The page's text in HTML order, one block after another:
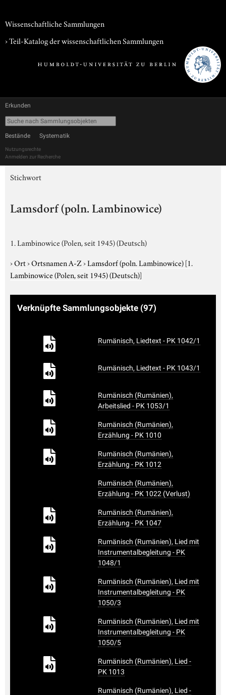
Wissenschaftliche Sammlungen
› Teil-Katalog der wissenschaftlichen Sammlungen
Erkunden
Bestände Systematik
Nutzungsrechte
Anmelden zur Recherche
Stichwort
Lamsdorf (poln. Lambinowice)
1. Lambinowice (Polen, seit 1945) (Deutsch)
›Ort›Ortsnamen A-Z›Lamsdorf (poln. Lambinowice)[1.
Lambinowice (Polen, seit 1945) (Deutsch)]
Verknüpfte Sammlungsobjekte (97)
Rumänisch, Liedtext - PK 1042/1
Rumänisch, Liedtext - PK 1043/1
Rumänisch (Rumänien),
Arbeitslied - PK 1053/1
Rumänisch (Rumänien),
Erzählung - PK 1010
Rumänisch (Rumänien),
Erzählung - PK 1012
Rumänisch (Rumänien),
Erzählung - PK 1022 (Verlust)
Rumänisch (Rumänien),
Erzählung - PK 1047
Rumänisch (Rumänien), Lied mit
Instrumentalbegleitung - PK
1048/1
Rumänisch (Rumänien), Lied mit
Instrumentalbegleitung - PK
1050/3
Rumänisch (Rumänien), Lied mit
Instrumentalbegleitung - PK
1050/5
Rumänisch (Rumänien), Lied -
PK 1013
Rumänisch (Rumänien), Lied -